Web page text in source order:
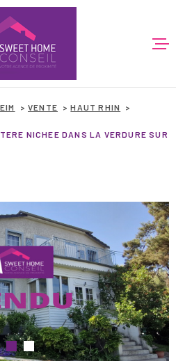
VENTES
LOCATIONS
BIENS
ESTIMATION
VENTE
HAUT RHIN
NICHEE DANS LA VERDURE SUR
VOTRE
RECHERCHE
D'OFFRE
ACHETER
VILLE
CHAMPS
TEXTE
RÉFÉRENCE
RECHERCHER